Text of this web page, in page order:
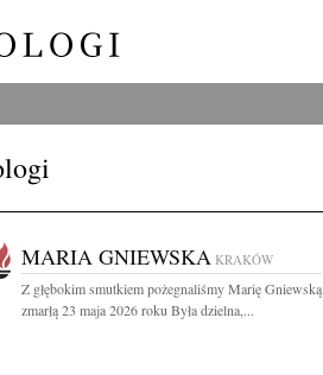
MARIA GNIEWSKA KRAKÓW
Z głębokim smutkiem pożegnaliśmy Marię Gniewską
zmarłą 23 maja 2026 roku Była dzielna,...